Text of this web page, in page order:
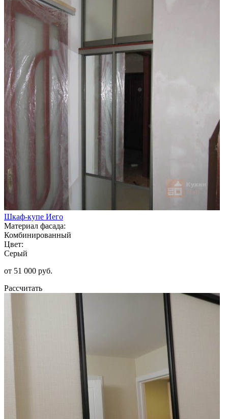
Шкаф-купе Иего
Материал фасада:
Комбинированный
Цвет:
Серый
от 51 000 руб.
Рассчитать